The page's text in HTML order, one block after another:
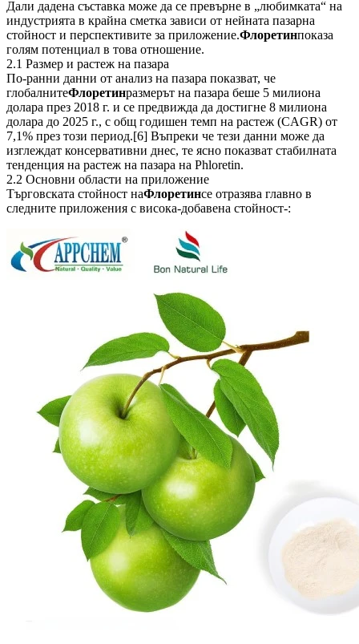
Дали дадена съставка може да се превърне в „любимката“ на
индустрията в крайна сметка зависи от нейната пазарна
стойност и перспективите за приложение.Флоретинпоказа
голям потенциал в това отношение.
2.1 Размер и растеж на пазара
По-ранни данни от анализ на пазара показват, че
глобалнитеФлоретинразмерът на пазара беше 5 милиона
долара през 2018 г. и се предвижда да достигне 8 милиона
долара до 2025 г., с общ годишен темп на растеж (CAGR) от
7,1% през този период.[6] Въпреки че тези данни може да
изглеждат консервативни днес, те ясно показват стабилната
тенденция на растеж на пазара на Phloretin.
2.2 Основни области на приложение
Търговската стойност наФлоретинсе отразява главно в
следните приложения с висока-добавена стойност-: